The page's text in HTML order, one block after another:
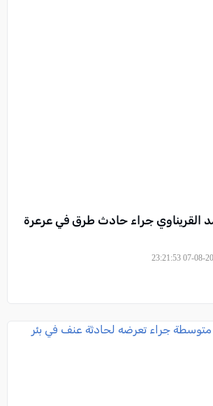
القريناوي جراء حادث طرق في عرعرة